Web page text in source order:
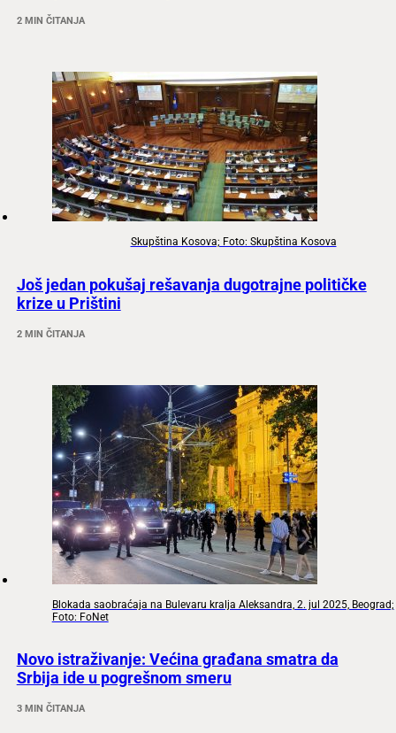
2 MIN ČITANJA
Skupština Kosova; Foto: Skupština Kosova
Još jedan pokušaj rešavanja dugotrajne političke
krize u Prištini
2 MIN ČITANJA
Blokada saobraćaja na Bulevaru kralja Aleksandra, 2. jul 2025, Beograd;
Foto: FoNet
Novo istraživanje: Većina građana smatra da
Srbija ide u pogrešnom smeru
3 MIN ČITANJA